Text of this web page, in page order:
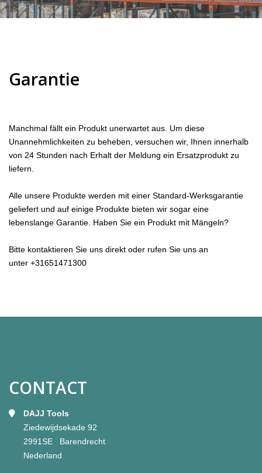
Garantie
Manchmal fällt ein Produkt unerwartet aus. Um diese
Unannehmlichkeiten zu beheben, versuchen wir, Ihnen innerhalb
von 24 Stunden nach Erhalt der Meldung ein Ersatzprodukt zu
liefern.
Alle unsere Produkte werden mit einer Standard-Werksgarantie
geliefert und auf einige Produkte bieten wir sogar eine
lebenslange Garantie. Haben Sie ein Produkt mit Mängeln?
Bitte kontaktieren Sie uns direkt oder rufen Sie uns an
unter +31651471300
CONTACT
DAJJ Tools
Ziedewijdsekade 92
2991SE Barendrecht
Nederland